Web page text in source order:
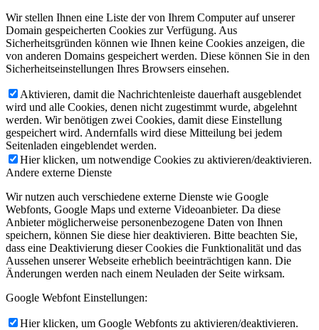
Wir stellen Ihnen eine Liste der von Ihrem Computer auf unserer
Domain gespeicherten Cookies zur Verfügung. Aus
Sicherheitsgründen können wie Ihnen keine Cookies anzeigen, die
von anderen Domains gespeichert werden. Diese können Sie in den
Sicherheitseinstellungen Ihres Browsers einsehen.
Aktivieren, damit die Nachrichtenleiste dauerhaft ausgeblendet
wird und alle Cookies, denen nicht zugestimmt wurde, abgelehnt
werden. Wir benötigen zwei Cookies, damit diese Einstellung
gespeichert wird. Andernfalls wird diese Mitteilung bei jedem
Seitenladen eingeblendet werden.
Hier klicken, um notwendige Cookies zu aktivieren/deaktivieren.
Andere externe Dienste
Wir nutzen auch verschiedene externe Dienste wie Google
Webfonts, Google Maps und externe Videoanbieter. Da diese
Anbieter möglicherweise personenbezogene Daten von Ihnen
speichern, können Sie diese hier deaktivieren. Bitte beachten Sie,
dass eine Deaktivierung dieser Cookies die Funktionalität und das
Aussehen unserer Webseite erheblich beeinträchtigen kann. Die
Änderungen werden nach einem Neuladen der Seite wirksam.
Google Webfont Einstellungen:
Hier klicken, um Google Webfonts zu aktivieren/deaktivieren.